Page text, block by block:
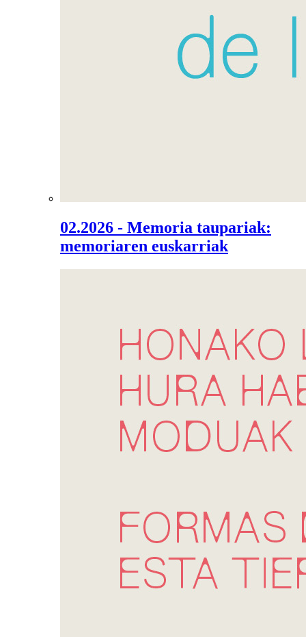
02.2026 - Memoria taupariak:
memoriaren euskarriak